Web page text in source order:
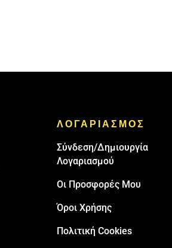
ΛΟΓΑΡΙΑΣΜΟΣ
Σύνδεση/Δημιουργία
Λογαριασμού
Οι Προσφορές Μου
Όροι Χρήσης
Πολιτική Cookies